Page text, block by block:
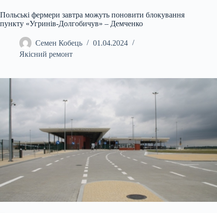
Польські фермери завтра можуть поновити блокування
пункту «Угринів-Долгобичув» – Демченко
Семен Кобець
01.04.2024
Якісний ремонт